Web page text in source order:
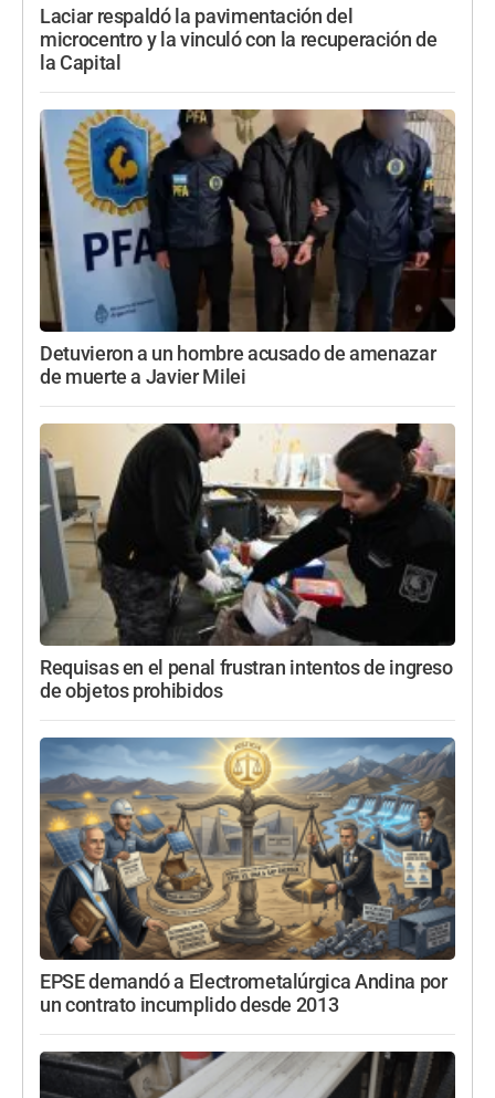
Laciar respaldó la pavimentación del
microcentro y la vinculó con la recuperación de
la Capital
Detuvieron a un hombre acusado de amenazar
de muerte a Javier Milei
Requisas en el penal frustran intentos de ingreso
de objetos prohibidos
EPSE demandó a Electrometalúrgica Andina por
un contrato incumplido desde 2013